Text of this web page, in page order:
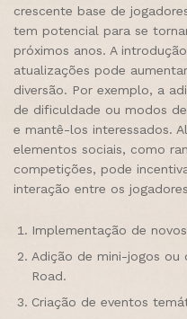
crescente base de
tem potencial para se
próximos anos. A
atualizações pode
diversão. Por exemplo, a
de dificuldade ou modos
e mantê-los interessados.
elementos sociais, como
competições, pode
interação entre os
Implementação de
Adição de mini-jogos ou
Road.
Criação de eventos